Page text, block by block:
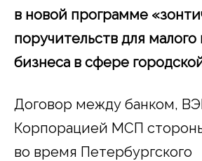
в новой программе
поручительств для
бизнеса в сфере
Договор между банком,
Корпорацией МСП
во время Петербургского